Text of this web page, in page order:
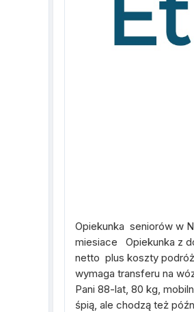
Opiekunka seniorów w
miesiace Opiekunka z
netto plus koszty
wymaga transferu na
Pani 88-lat, 80 kg,
śpią, ale chodzą też